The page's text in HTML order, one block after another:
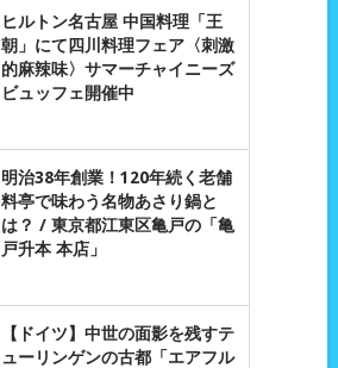
ヒルトン名古屋 中国料理「王
朝」にて四川料理フェア〈刺激
的麻辣味〉サマーチャイニーズ
ビュッフェ開催中
明治38年創業！120年続く老舗
料亭で味わう名物あさり鍋と
は？ / 東京都江東区亀戸の「亀
戸升本 本店」
【ドイツ】中世の面影を残すテ
ューリンゲンの古都「エアフル